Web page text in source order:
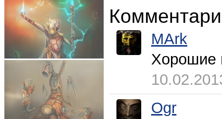
MArk
Хорошие
Ogr